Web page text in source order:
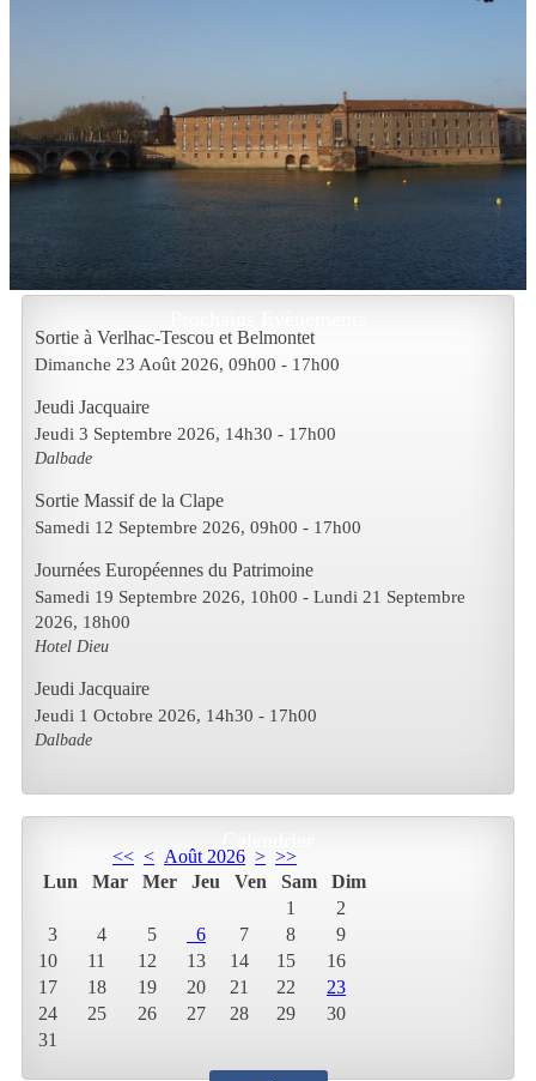
Sortie à Verlhac-Tescou et Belmontet
Dimanche 23 Août 2026, 09h00 - 17h00
Jeudi Jacquaire
Jeudi 3 Septembre 2026, 14h30 - 17h00
Dalbade
Sortie Massif de la Clape
Samedi 12 Septembre 2026, 09h00 - 17h00
Journées Européennes du Patrimoine
Samedi 19 Septembre 2026, 10h00 - Lundi 21 Septembre
2026, 18h00
Hotel Dieu
Jeudi Jacquaire
Jeudi 1 Octobre 2026, 14h30 - 17h00
Dalbade
<< < Août 2026 > >>
Lun
Mar Mer Jeu Ven Sam
Dim
1
2
3
4 5 6 7 8
9
10
11 12 13 14 15
16
17
18 19 20 21 22
23
24
25 26 27 28 29
30
31